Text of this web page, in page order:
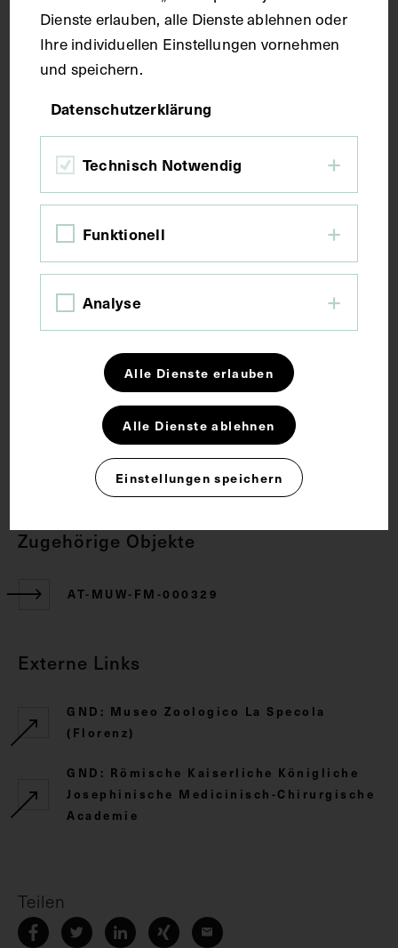
Seitenblatt 37,6 x 27,2 cm
Kurzbeschreibung
Der Text ist die ergänzende Beschreibung in
italienischer Sprache zum anatomischen
Wachsmodell der Gebärmutter.
Schlagwörter
Anatomie Fetus
CC BY-NC-SA 4.0
Zugehörige Objekte
AT-MUW-FM-000329
Externe Links
GND: Museo Zoologico La Specola
(Florenz)
GND: Römische Kaiserliche Königliche
Josephinische Medicinisch-Chirurgische
Academie
Teilen
Dienste erlauben, alle Dienste ablehnen oder
Ihre individuellen Einstellungen vornehmen
und speichern.
Datenschutzerklärung
Technisch Notwendig
Funktionell
Analyse
Alle Dienste erlauben
Alle Dienste ablehnen
Einstellungen speichern